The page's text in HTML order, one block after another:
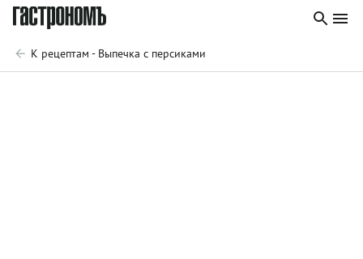
К рецептам - Выпечка с персиками